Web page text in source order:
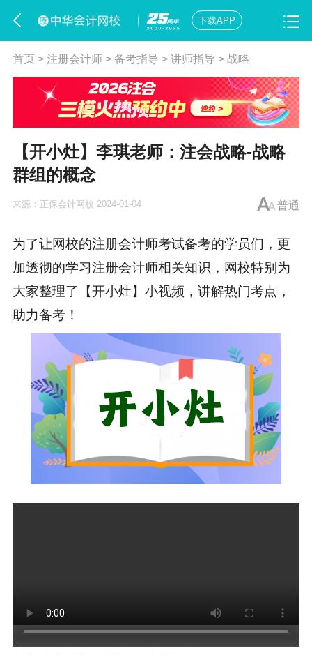
下载APP
首页> 注册会计师> 备考指导 > 讲师指导 > 战略
【开小灶】李琪老师：注会战略-战略
群组的概念
普通
来源： 正保会计网校 2024-01-04
为了让网校的注册会计师考试备考的学员们，更
加透彻的学习注册会计师相关知识，网校特别为
大家整理了【开小灶】小视频，讲解热门考点，
助力备考！